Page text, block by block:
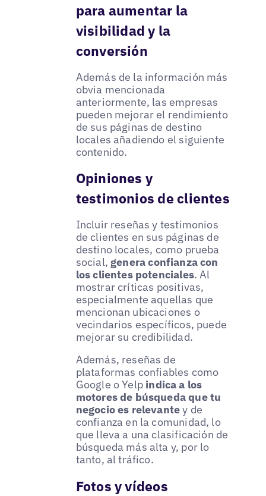
para aumentar la
visibilidad y la
conversión
Además de la información más
obvia mencionada
anteriormente, las empresas
pueden mejorar el rendimiento
de sus páginas de destino
locales añadiendo el siguiente
contenido.
Opiniones y
testimonios de clientes
Incluir reseñas y testimonios
de clientes en sus páginas de
destino locales, como prueba
social,genera confianza con
los clientes potenciales. Al
mostrar críticas positivas,
especialmente aquellas que
mencionan ubicaciones o
vecindarios específicos, puede
mejorar su credibilidad.
Además, reseñas de
plataformas confiables como
Google o Yelp indica a los
motores de búsqueda que tu
negocio es relevantey de
confianza en la comunidad, lo
que lleva a una clasificación de
búsqueda más alta y, por lo
tanto, al tráfico.
Fotos y vídeos